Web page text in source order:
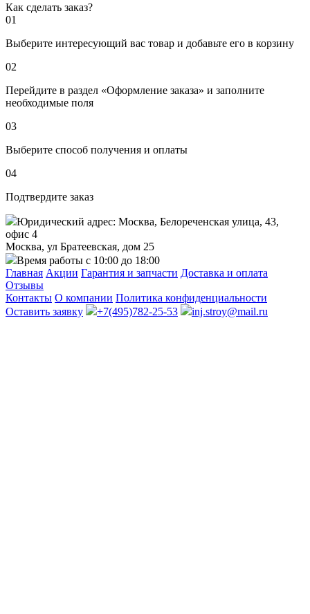
Как сделать заказ?
01
Выберите интересующий вас товар и добавьте его в корзину
02
Перейдите в раздел «Оформление заказа» и заполните
необходимые поля
03
Выберите способ получения и оплаты
04
Подтвердите заказ
Юридический адрес: Москва, Белореченская улица, 43,
офис 4
Москва, ул Братеевская, дом 25
Время работы с 10:00 до 18:00
Главная Акции Гарантия и запчасти Доставка и оплата
Отзывы
Контакты О компании Политика конфиденциальности
Оставить заявку
+7(495)782-25-53 inj.stroy@mail.ru